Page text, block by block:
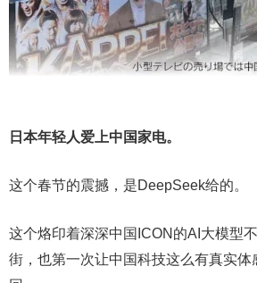
日本年轻人爱上中国家电。
这个春节的震撼，是DeepSeek给的。
这个烙印着深深中国ICON的AI大模型
街，也第一次让中国科技这么有真实体